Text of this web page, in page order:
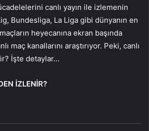
canlı yayın ile izlemenin
Bundesliga, La Liga gibi dünyanın en
heyecanına ekran başında
maç kanallarını araştırıyor. Peki, canlı
İşte detaylar…
İZLENİR?